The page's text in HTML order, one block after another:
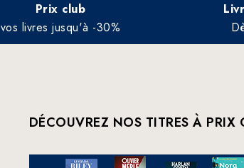
Prix club
vos livres jusqu'à -30%
DÉCOUVREZ NOS TITRES À PRIX